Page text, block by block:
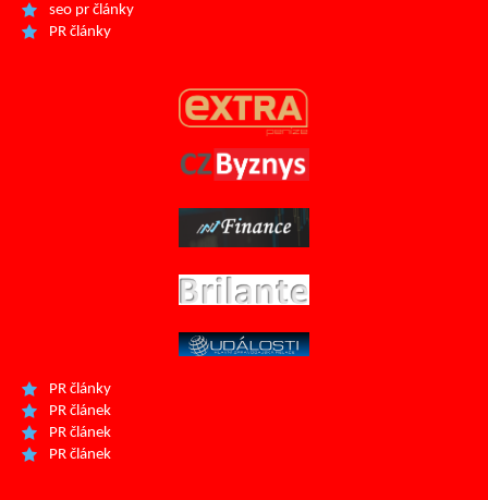
seo pr články
PR články
PR články
PR článek
PR článek
PR článek